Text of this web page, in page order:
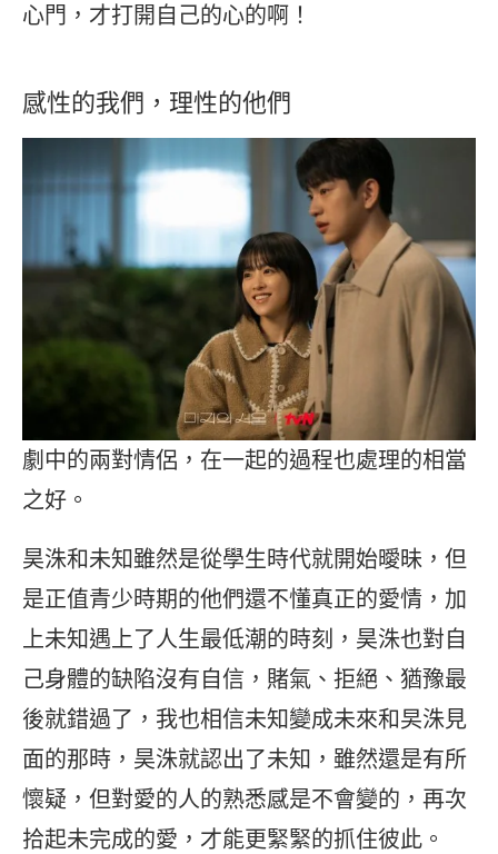
心門，才打開自己的心的啊！
感性的我們，理性的他們
劇中的兩對情侶，在一起的過程也處理的相當
之好。
昊洙和未知雖然是從學生時代就開始曖昧，但
是正值青少時期的他們還不懂真正的愛情，加
上未知遇上了人生最低潮的時刻，昊洙也對自
己身體的缺陷沒有自信，賭氣、拒絕、猶豫最
後就錯過了，我也相信未知變成未來和旲洙見
面的那時，昊洙就認出了未知，雖然還是有所
懷疑，但對愛的人的熟悉感是不會變的，再次
拾起未完成的愛，才能更緊緊的抓住彼此。